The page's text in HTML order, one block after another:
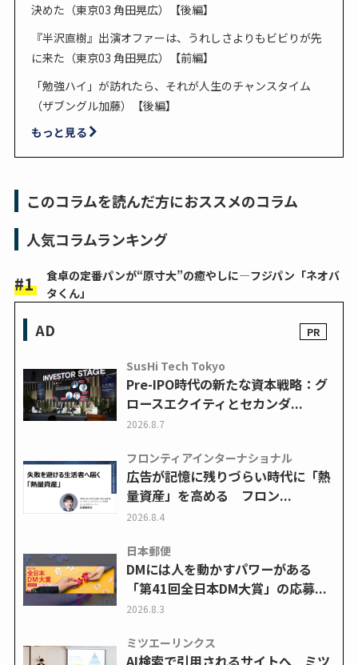
決めた（東京03 角田晃広）【後編】
『半沢直樹』出演オファーは、うれしさよりもビビりが先
に来た（東京03 角田晃広）【前編】
「勉強ハイ」が訪れたら、それが人生のチャンスタイム
（ザブングル加藤）【後編】
もっと見る
このコラムを読んだ方におススメのコラム
人気コラムランキング
食卓の定番パンが“原寸大”の癒やしに―フジパン「ネオバ
タくん」
AD
SusHi Tech Tokyo
Pre-IPO時代の新たな資本戦略：グ
ロースエクイティとセカンダ...
2026.8.7
フロンティアインターナショナル
広告が記憶に残りづらい時代に「熱
量資産」を高める フロン...
2026.8.4
日本郵便
DMには人を動かすパワーがある
「第41回全日本DM大賞」の応募...
2026.8.3
ミツエーリンクス